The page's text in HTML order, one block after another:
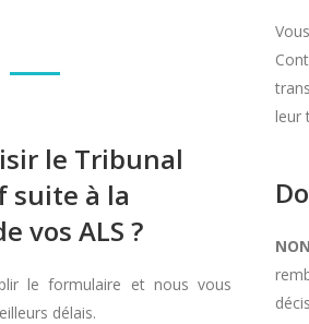
le Tribunal
à la
vos ALS ?
le formulaire et nous vous
délais.
leur